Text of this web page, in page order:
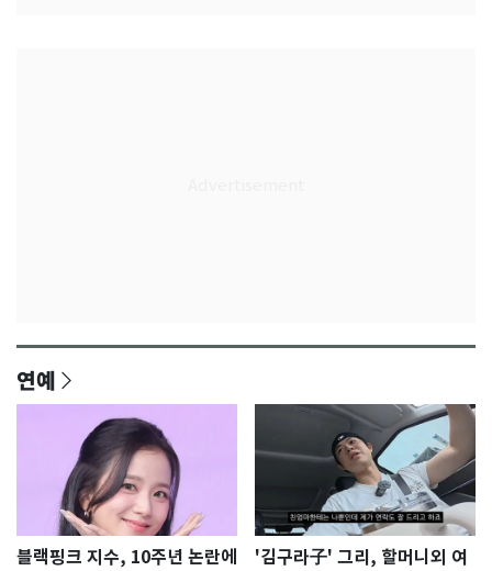
연예
블랙핑크 지수, 10주년 논란에
'김구라子' 그리, 할머니외 여